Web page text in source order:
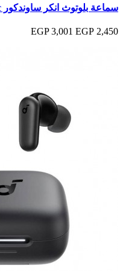
سماعة بلوتوث انكر ساوندكور r60i nc موديل D1202 H11 اسود
2,450 EGP
3,001 EGP